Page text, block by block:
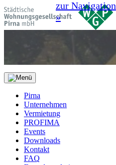
zur Navigation
»
Pirna
Unternehmen
Vermietung
PROFIMA
Events
Downloads
Kontakt
FAQ